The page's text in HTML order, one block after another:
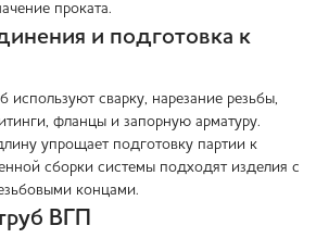
проката.
и подготовка к
используют сварку, нарезание резьбы,
фланцы и запорную арматуру.
упрощает подготовку партии к
сборки системы подходят изделия с
концами.
ВГП